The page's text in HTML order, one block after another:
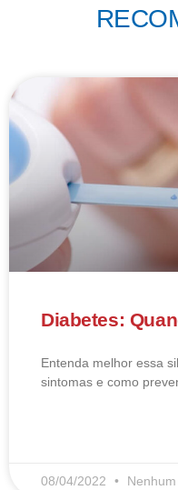
Diabetes:
Entenda melhor essa
sintomas e como
08/04/2022